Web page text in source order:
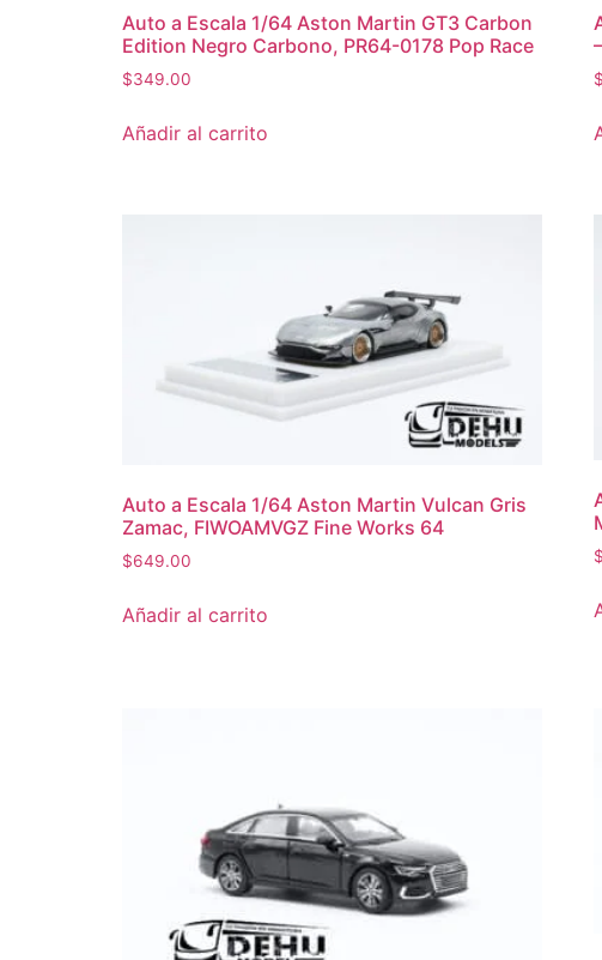
Auto a Escala 1/64 Aston Martin GT3 Carbon
Edition Negro Carbono, PR64-0178 Pop Race
$349.00
Añadir al carrito
$
Auto a Escala 1/64 Aston Martin Vulcan Gris
Zamac, FIWOAMVGZ Fine Works 64
$649.00
Añadir al carrito
$